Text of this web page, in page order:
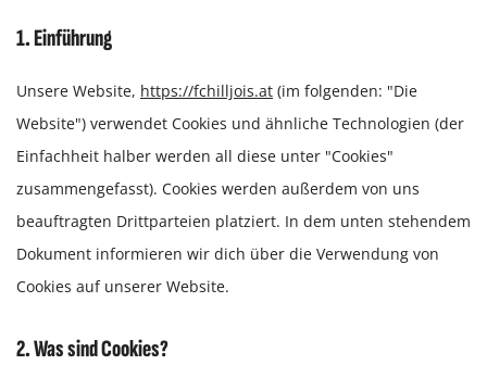
1. Einführung
Unsere Website, https://fchilljois.at (im folgenden: "Die
Website") verwendet Cookies und ähnliche Technologien (der
Einfachheit halber werden all diese unter "Cookies"
zusammengefasst). Cookies werden außerdem von uns
beauftragten Drittparteien platziert. In dem unten stehendem
Dokument informieren wir dich über die Verwendung von
Cookies auf unserer Website.
2. Was sind Cookies?